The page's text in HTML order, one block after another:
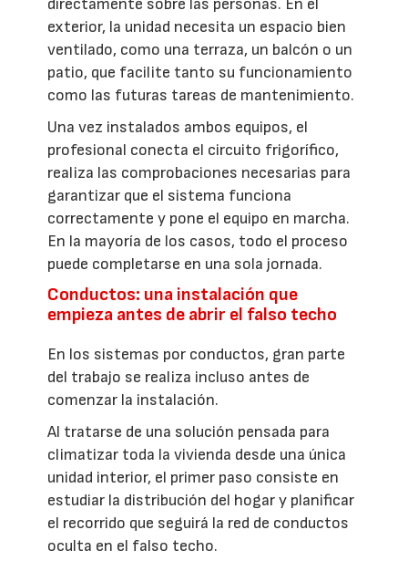
directamente sobre las personas. En el
exterior, la unidad necesita un espacio bien
ventilado, como una terraza, un balcón o un
patio, que facilite tanto su funcionamiento
como las futuras tareas de mantenimiento.
Una vez instalados ambos equipos, el
profesional conecta el circuito frigorífico,
realiza las comprobaciones necesarias para
garantizar que el sistema funciona
correctamente y pone el equipo en marcha.
En la mayoría de los casos, todo el proceso
puede completarse en una sola jornada.
Conductos: una instalación que
empieza antes de abrir el falso techo
En los sistemas por conductos, gran parte
del trabajo se realiza incluso antes de
comenzar la instalación.
Al tratarse de una solución pensada para
climatizar toda la vivienda desde una única
unidad interior, el primer paso consiste en
estudiar la distribución del hogar y planificar
el recorrido que seguirá la red de conductos
oculta en el falso techo.